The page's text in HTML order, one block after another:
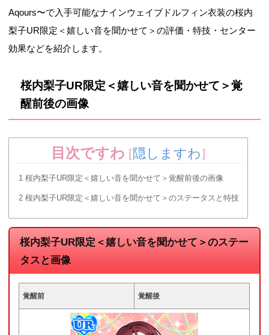
Aqours〜で入手可能なナインウェイブドルフィン衣装の桜内
梨子UR限定＜嬉しい音を聞かせて＞の評価・特技・センター
効果などを紹介します。
桜内梨子UR限定＜嬉しい音を聞かせて＞覚
醒前後の画像
目次ですわ [隠しますわ]
1 桜内梨子UR限定＜嬉しい音を聞かせて＞覚醒前後の画像
2 桜内梨子UR限定＜嬉しい音を聞かせて＞のステータスと特技
桜内梨子UR限定＜嬉しい音を聞かせて＞のステー
タスと画像
覚醒前 覚醒後